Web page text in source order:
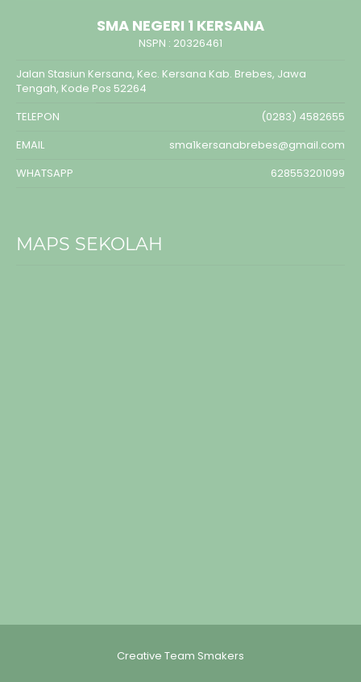
SMA NEGERI 1 KERSANA
NSPN : 20326461
Jalan Stasiun Kersana, Kec. Kersana Kab. Brebes, Jawa
Tengah, Kode Pos 52264
TELEPON
(0283) 4582655
EMAIL
sma1kersanabrebes@gmail.com
WHATSAPP
628553201099
MAPS SEKOLAH
Creative Team Smakers